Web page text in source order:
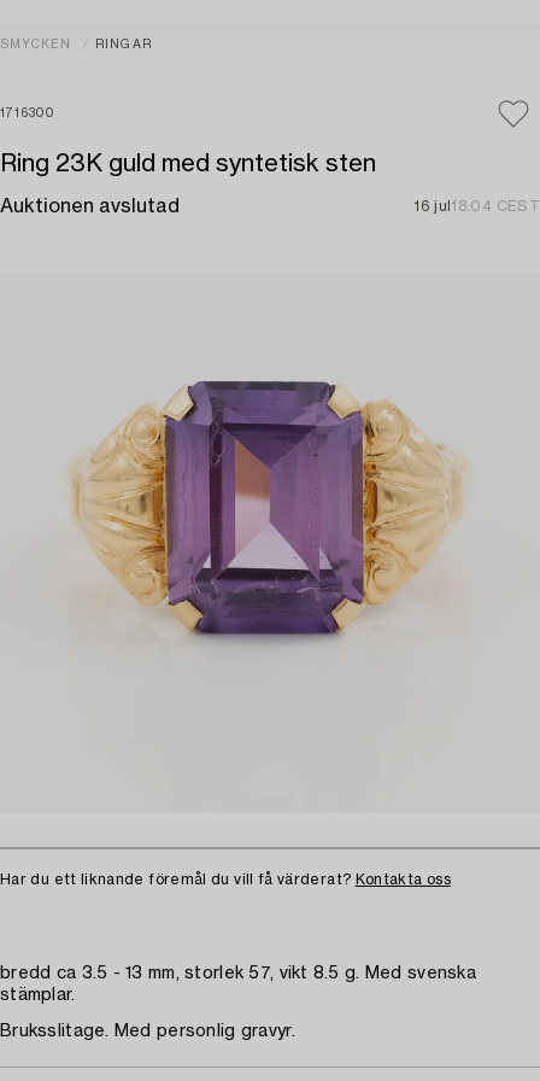
SMYCKEN RINGAR
1716300
Ring 23K guld med syntetisk sten
Auktionen avslutad 16 jul 18:04 CEST
Har du ett liknande föremål du vill få värderat? Kontakta oss
bredd ca 3.5 - 13 mm, storlek 57, vikt 8.5 g. Med svenska
stämplar.
Bruksslitage. Med personlig gravyr.